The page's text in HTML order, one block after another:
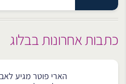
כתבות אחרונות בבלוג
הארי פוטר מגיע